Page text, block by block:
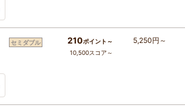
セミダブル 210ポイント～
10,500スコア～
5,250円～